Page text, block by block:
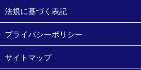
法規に基づく表記
プライバシーポリシー
サイトマップ